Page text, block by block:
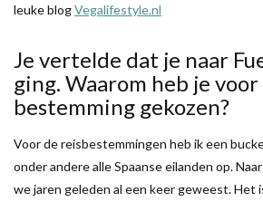
leuke blogVegalifestyle.nl
Je vertelde dat je naar
ging. Waarom heb je
bestemming gekozen?
Voor de reisbestemmingen heb ik een
onder andere alle Spaanse eilanden op. Naar
we jaren geleden al een keer geweest. Het